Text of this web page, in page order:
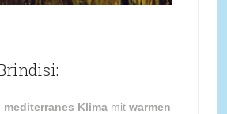
mediterranes Klimamit warmen